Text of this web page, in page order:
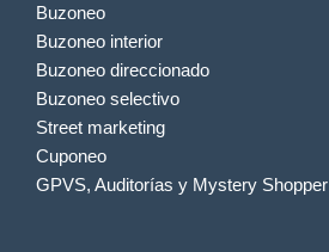
Buzoneo
Buzoneo interior
Buzoneo direccionado
Buzoneo selectivo
Street marketing
Cuponeo
GPVS, Auditorías y Mystery Shopper